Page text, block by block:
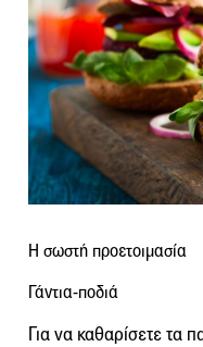
Η σωστή προετοιμασία
Γάντια-ποδιά
Για να καθαρίσετε τα